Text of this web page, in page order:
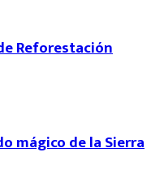
Reforestación
mágico de la Sierra